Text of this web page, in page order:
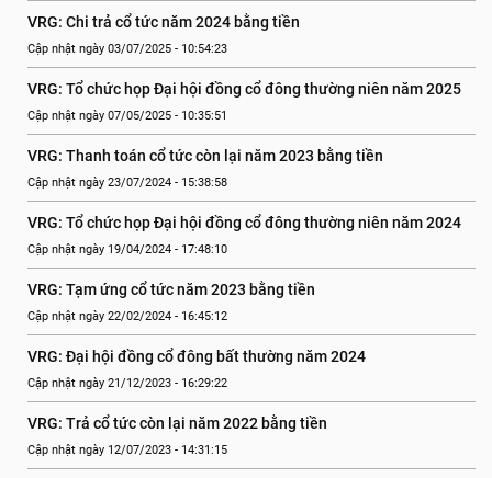
VRG: Chi trả cổ tức năm 2024 bằng tiền
Cập nhật ngày 03/07/2025 - 10:54:23
VRG: Tổ chức họp Đại hội đồng cổ đông thường niên năm 2025
Cập nhật ngày 07/05/2025 - 10:35:51
VRG: Thanh toán cổ tức còn lại năm 2023 bằng tiền
Cập nhật ngày 23/07/2024 - 15:38:58
VRG: Tổ chức họp Đại hội đồng cổ đông thường niên năm 2024
Cập nhật ngày 19/04/2024 - 17:48:10
VRG: Tạm ứng cổ tức năm 2023 bằng tiền
Cập nhật ngày 22/02/2024 - 16:45:12
VRG: Đại hội đồng cổ đông bất thường năm 2024
Cập nhật ngày 21/12/2023 - 16:29:22
VRG: Trả cổ tức còn lại năm 2022 bằng tiền
Cập nhật ngày 12/07/2023 - 14:31:15